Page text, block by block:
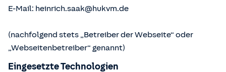
E-Mail: heinrich.saak@hukvm.de
(nachfolgend stets „Betreiber der Webseite“ oder
„Webseitenbetreiber“ genannt)
Eingesetzte Technologien